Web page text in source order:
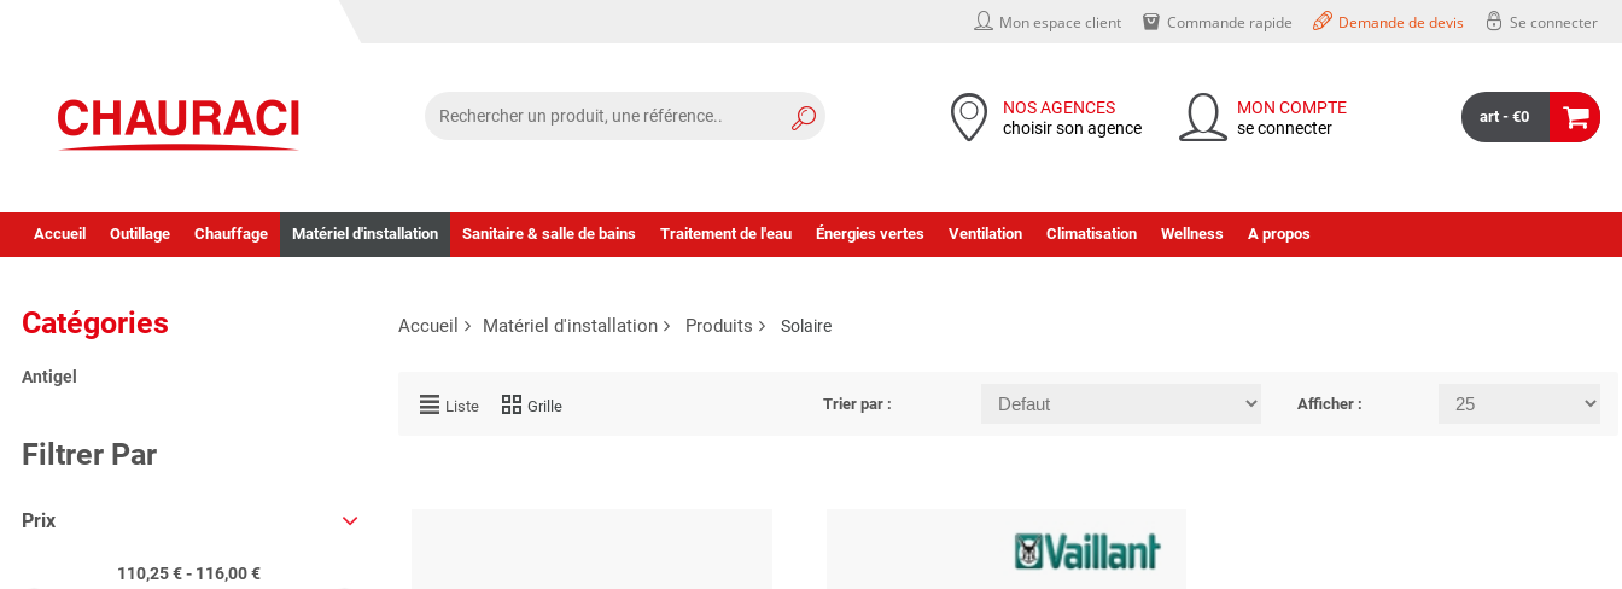
Mon espace client Commande rapide Demande de devis Se connecter
NOS AGENCES
choisir son agence
MON COMPTE
se connecter
art - €0
Accueil Outillage Chauffage Matériel d'installation Sanitaire & salle de bains Traitement de l'eau Énergies vertes Ventilation Climatisation Wellness A propos
Catégories
Antigel
Filtrer Par
Prix
110,25 € - 116,00 €
Accueil Matériel d'installation Produits Solaire
Liste Grille Trier par : Afficher :